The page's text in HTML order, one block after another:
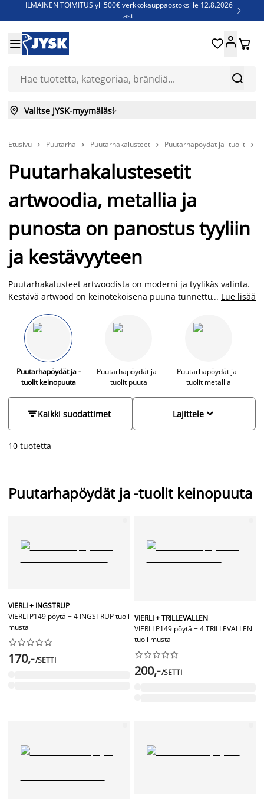
ILMAINEN TOIMITUS yli 500€ verkkokauppaostoksille 12.8.2026
asti

Jenkkisänkyjä - Säästä jopa 60%


 
 Valitse JYSK-myymäläsi
Etusivu  Puutarha  Puutarhakalusteet  Puutarhapöydät ja -tuolit 
Puutarhakalustesetit
artwoodia, metallia ja
punosta on panostus tyyliin
ja kestävyyteen
Puutarhakalusteet artwoodista on moderni ja tyylikäs valinta.
Kestävä artwood on keinotekoisena puuna tunnettu
käytännöllisyys ja kestävyys. Se on UV-resistentti ja sietää
jään, lumen, sateen ja suoran auringonvalon. Artwood-
kalusteitamme voit siis pitää ulkona huoletta, ja ne on helppo
puhdistaa vedellä ja saippualla. Puutarhakalustesetit ulos
polyrottinkista, metallista ja artwoodista löydät JYSKistä
edulliseen hintaan ja laajasta valikoimasta.
... Lue lisää
Puutarhapöydät ja -
tuolit keinopuuta
Puutarhapöydät ja -
tuolit puuta
Puutarhapöydät ja -
tuolit metallia
Kaikki suodattimet 
Lajittele
10 tuotetta
Puutarhapöydät ja -tuolit keinopuuta
VIERLI + INGSTRUP
VIERLI P149 pöytä + 4 INGSTRUP tuoli
musta






170,-/SETTI
VIERLI + TRILLEVALLEN
VIERLI P149 pöytä + 4 TRILLEVALLEN
tuoli musta






200,-/SETTI